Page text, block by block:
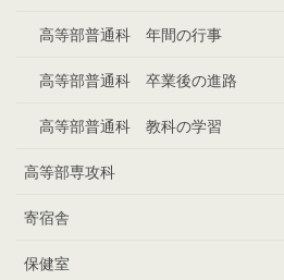
高等部普通科 年間の行事
高等部普通科 卒業後の進路
高等部普通科 教科の学習
高等部専攻科
寄宿舎
保健室